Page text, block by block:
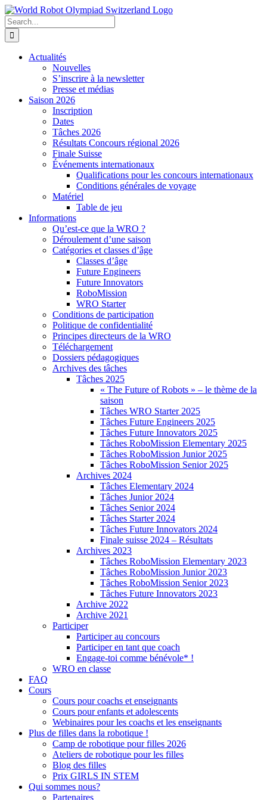
Skip
to
content
Search
for:
Actualités
Nouvelles
S’inscrire à la newsletter
Presse et médias
Saison 2026
Inscription
Dates
Tâches 2026
Résultats Concours régional 2026
Finale Suisse
Événements internationaux
Qualifications pour les concours internationaux
Conditions générales de voyage
Matériel
Table de jeu
Informations
Qu’est-ce que la WRO ?
Déroulement d’une saison
Catégories et classes d’âge
Classes d’âge
Future Engineers
Future Innovators
RoboMission
WRO Starter
Conditions de participation
Politique de confidentialité
Principes directeurs de la WRO
Téléchargement
Dossiers pédagogiques
Archives des tâches
Tâches 2025
« The Future of Robots » – le thème de la
saison
Tâches WRO Starter 2025
Tâches Future Engineers 2025
Tâches Future Innovators 2025
Tâches RoboMission Elementary 2025
Tâches RoboMission Junior 2025
Tâches RoboMission Senior 2025
Archives 2024
Tâches Elementary 2024
Tâches Junior 2024
Tâches Senior 2024
Tâches Starter 2024
Tâches Future Innovators 2024
Finale suisse 2024 – Résultats
Archives 2023
Tâches RoboMission Elementary 2023
Tâches RoboMission Junior 2023
Tâches RoboMission Senior 2023
Tâches Future Innovators 2023
Archive 2022
Archive 2021
Participer
Participer au concours
Participer en tant que coach
Engage-toi comme bénévole* !
WRO en classe
FAQ
Cours
Cours pour coachs et enseignants
Cours pour enfants et adolescents
Webinaires pour les coachs et les enseignants
Plus de filles dans la robotique !
Camp de robotique pour filles 2026
Ateliers de robotique pour les filles
Blog des filles
Prix GIRLS IN STEM
Qui sommes nous?
Partenaires